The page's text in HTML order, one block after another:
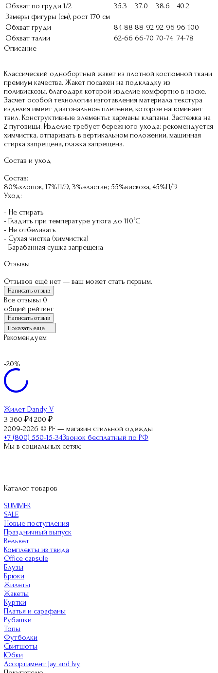
Обхват по груди 1/2
35.3 37.0 38.6
40.2
Замеры фигуры (см), рост 170 см
Обхват груди
84-88 88-92 92-96 96-100
Обхват талии
62-66 66-70 70-74 74-78
Описание
Классический однобортный жакет из плотной костюмной ткани
премиум качества. Жакет посажен на подкладку из
поливискозы, благодаря которой изделие комфортно в носке.
Засчет особой технологии изготавления материала текстура
изделия имеет диагональное плетение, которое напоминает
твил. Конструктивные элементы: карманы клапаны. Застежка на
2 пуговицы. Изделие требует бережного ухода: рекомендуется
химчистка, отпаривать в вертикальном положении, машинная
стирка запрещена, глажка запрещена.
Состав и уход
Состав:
80%хлопок, 17%П/Э, 3%эластан; 55%вискоза, 45%П/Э
Уход:
- Не стирать
- Гладить при температуре утюга до 110°C
- Не отбеливать
- Сухая чистка (химчистка)
- Барабанная сушка запрещена
Отзывы
Отзывов ещё нет — ваш может стать первым.
Написать отзыв
Все отзывы 0
общий рейтинг
Написать отзыв
Показать ещё
Рекомендуем
-20%
Жилет Dandy V
3 360 ₽4 200 ₽
2009-2026 © PF — магазин стильной одежды
+7 (800) 550-15-34Звонок бесплатный по РФ
Мы в социальных сетях:
Каталог товаров
SUMMER
SALE
Новые поступления
Праздничный выпуск
Вельвет
Комплекты из твида
Office capsule
Блузы
Брюки
Жилеты
Жакеты
Куртки
Платья и сарафаны
Рубашки
Топы
Футболки
Свитшоты
Юбки
Ассортимент Jay and Ivy